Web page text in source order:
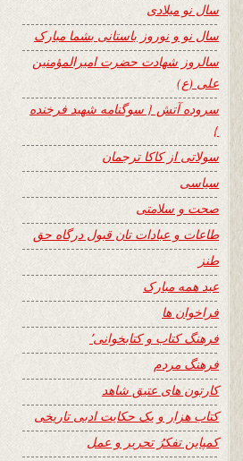
سال نو میلادی
سال نو و نوروز باستانی بشما مبارک
سالروز شهادت حضرت امیرالمؤمنین
علی (ع)
سروده آتش { سوگنامه شهید فرخنده
}
سولاتی از کاکا ترجمان
سیاسی
صحت و سلامتی
طاعات و عبادات تان قبول درگاه حق
طنز
عید همه مبارک
فراخوان ها
فرهنگ کتاب و کتابخوانی٬
فرهنگ مردم
کارتون های عتیق شاهد
کتاب هزار و یک حکایت ادبی تاریخی
کمپاین تفکرُ تحریر و عمل